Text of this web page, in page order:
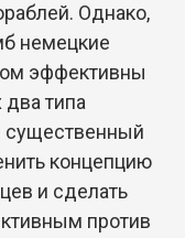
Однако,
немецкие
эффективны
два типа
существенный
концепцию
и сделать
против